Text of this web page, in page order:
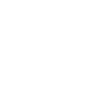
dass Sie Ihren
bei der für Ihre Anlage
stellen.
[Regierungspräsidium
Abteilung 9